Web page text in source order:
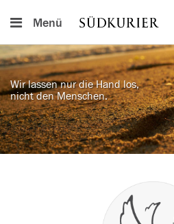
Menü
Wir lassen nur die Hand los,
nicht den Menschen.